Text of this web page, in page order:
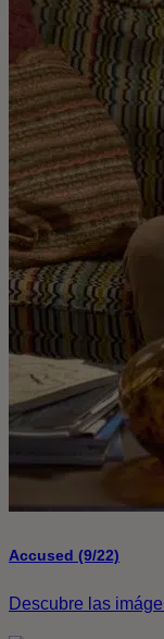
Accused (9/22)
Descubre las